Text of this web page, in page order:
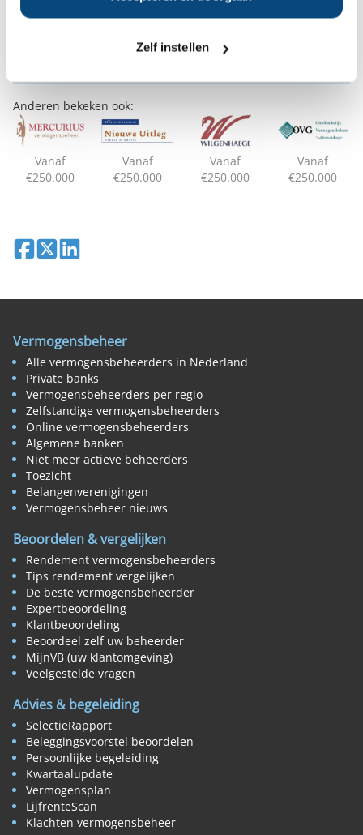
Zelf instellen
Gratis Selectierapport
Anderen bekeken ook:
Vanaf
€250.000
Vanaf
€250.000
Vanaf
€250.000
Vanaf
€250.000
Deel op Facebook
Deel op XDeel op LinkedIn
Vermogensbeheer
Alle vermogensbeheerders in Nederland
Private banks
Vermogensbeheerders per regio
Zelfstandige vermogensbeheerders
Online vermogensbeheerders
Algemene banken
Niet meer actieve beheerders
Toezicht
Belangenverenigingen
Vermogensbeheer nieuws
Beoordelen & vergelijken
Rendement vermogensbeheerders
Tips rendement vergelijken
De beste vermogensbeheerder
Expertbeoordeling
Klantbeoordeling
Beoordeel zelf uw beheerder
MijnVB (uw klantomgeving)
Veelgestelde vragen
Advies & begeleiding
SelectieRapport
Beleggingsvoorstel beoordelen
Persoonlijke begeleiding
Kwartaalupdate
Vermogensplan
LijfrenteScan
Klachten vermogensbeheer